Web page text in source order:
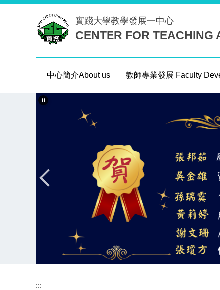
實踐大學教學發展一中心
CENTER FOR TEACHING
中心簡介About us 教師專業發展 Faculty
:::